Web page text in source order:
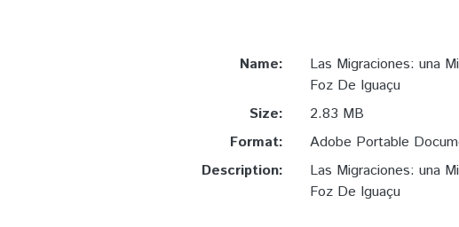
Name:
Las Migraciones: una
Foz De Iguaçu
Size:
2.83 MB
Format:
Adobe Portable
Description:
Las Migraciones: una
Foz De Iguaçu